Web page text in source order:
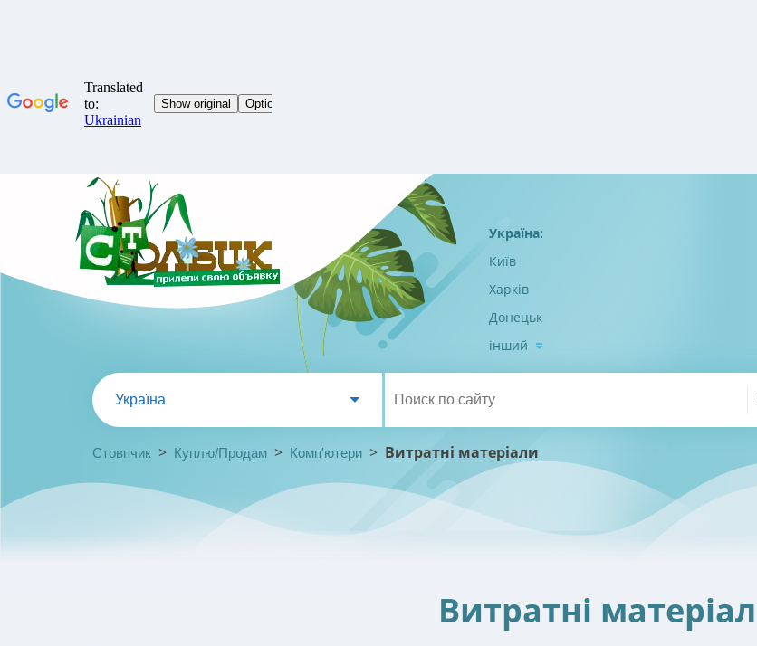
Україна:
Київ
Харків
Донецьк
інший
Україна
Стовпчик > Куплю/Продам > Комп'ютери > Витратні матеріали
Витратні